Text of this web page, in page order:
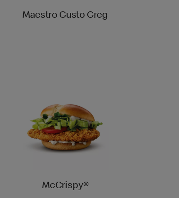
Maestro Gusto Greg
McCrispy®